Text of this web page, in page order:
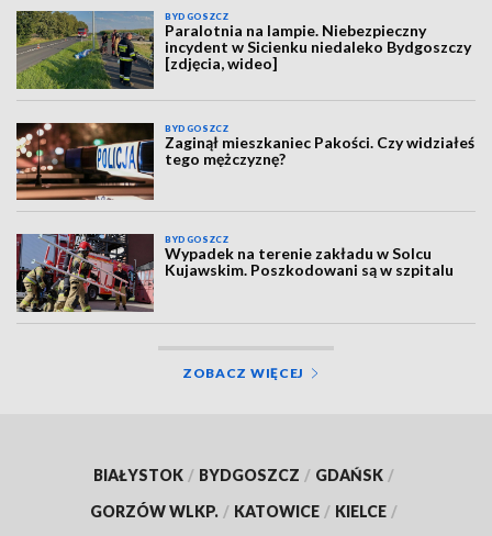
BYDGOSZCZ
Paralotnia na lampie. Niebezpieczny
incydent w Sicienku niedaleko Bydgoszczy
[zdjęcia, wideo]
BYDGOSZCZ
Zaginął mieszkaniec Pakości. Czy widziałeś
tego mężczyznę?
BYDGOSZCZ
Wypadek na terenie zakładu w Solcu
Kujawskim. Poszkodowani są w szpitalu
ZOBACZ WIĘCEJ
BIAŁYSTOK / BYDGOSZCZ / GDAŃSK /
GORZÓW WLKP. / KATOWICE / KIELCE /